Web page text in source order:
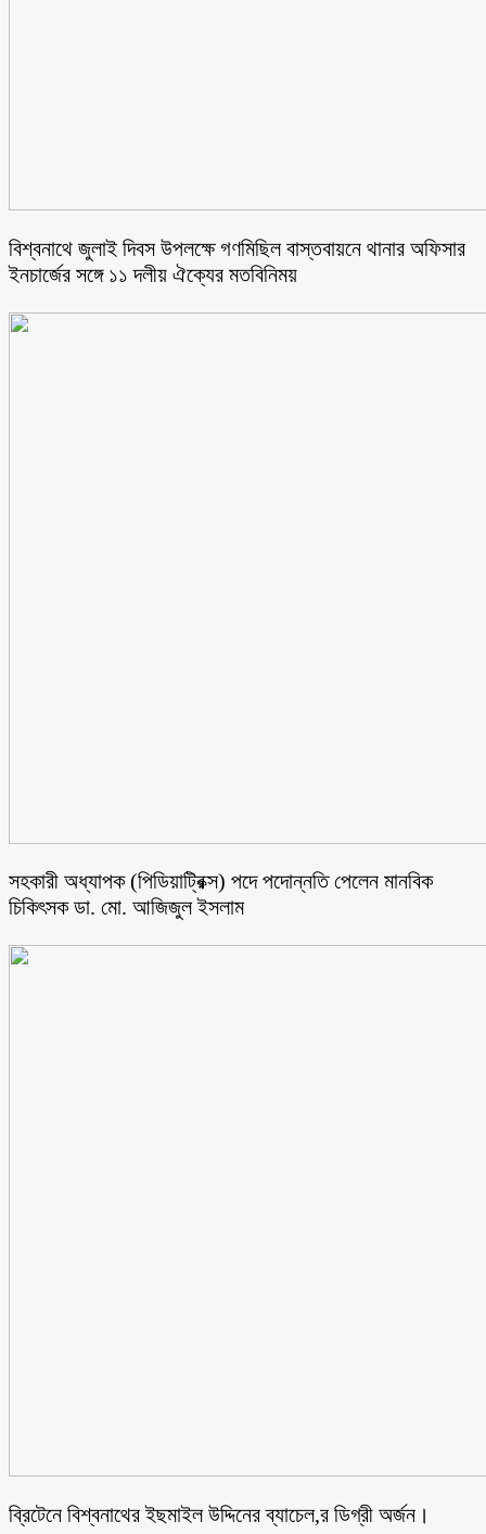
বিশ্বনাথে জুলাই দিবস উপলক্ষে গণমিছিল বাস্তবায়নে থানার অফিসার
ইনচার্জের সঙ্গে ১১ দলীয় ঐক্যের মতবিনিময়
সহকারী অধ্যাপক (পিডিয়াট্রিক্স) পদে পদোন্নতি পেলেন মানবিক
চিকিৎসক ডা. মো. আজিজুল ইসলাম
ব্রিটেনে বিশ্বনাথের ইছমাইল উদ্দিনের ব্যাচেল,র ডিগ্রী অর্জন।